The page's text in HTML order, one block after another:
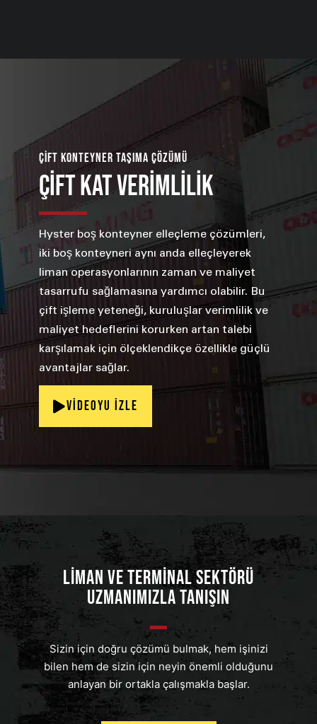
ÇİFT KONTEYNER TAŞIMA ÇÖZÜMÜ
ÇİFT KAT VERİMLİLİK
Hyster boş konteyner elleçleme çözümleri,
iki boş konteyneri aynı anda elleçleyerek
liman operasyonlarının zaman ve maliyet
tasarrufu sağlamasına yardımcı olabilir. Bu
çift işleme yeteneği, kuruluşlar verimlilik ve
maliyet hedeflerini korurken artan talebi
karşılamak için ölçeklendikçe özellikle güçlü
avantajlar sağlar.
Videoyu İzle
LİMAN VE TERMİNAL SEKTÖRÜ
UZMANIMIZLA TANIŞIN
Sizin için doğru çözümü bulmak, hem işinizi
bilen hem de sizin için neyin önemli olduğunu
anlayan bir ortakla çalışmakla başlar.